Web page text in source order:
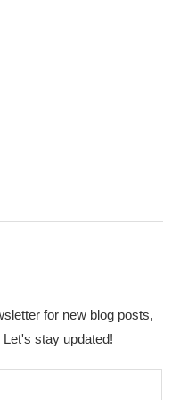
for new blog posts,
stay updated!